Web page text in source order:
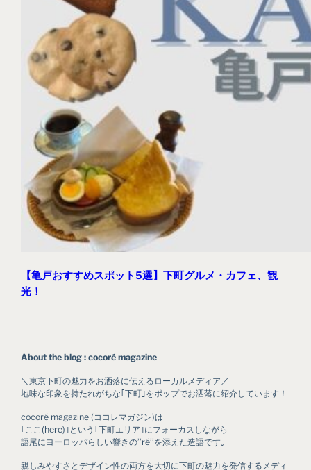
【亀戸おすすめスポット5選】下町グルメ・カフェ、観
光！
About the blog : cocoré magazine
＼東京下町の魅力をお洒落に伝えるローカルメディア／
地味な印象を持たれがちな｢下町｣をポップでお洒落に紹介しています！
cocoré magazine (ココレマガジン)は
｢ここ(here)｣という｢下町エリア｣にフォーカスしながら
語尾にヨーロッパらしい響きの’’ré’’を添えた造語です｡
親しみやすさとデザイン性の両方を大切に下町の魅力を発信するメディ